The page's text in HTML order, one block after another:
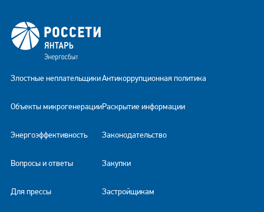
Злостные неплательщики
Объекты микрогенерации
Энергоэффективность
Вопросы и ответы
Для прессы
Антикоррупционная политика
Раскрытие информации
Законодательство
Закупки
Застройщикам